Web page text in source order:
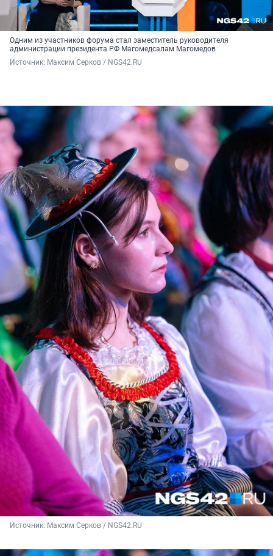
Одним из участников форума стал заместитель руководителя
администрации президента РФ Магомедсалам Магомедов
Источник: Максим Серков / NGS42.RU
Источник: Максим Серков / NGS42.RU